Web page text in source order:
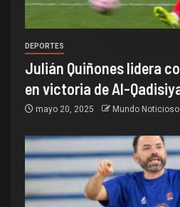
DEPORTES
Julián Quiñones lidera
en victoria de Al-
mayo 20, 2025 Mundo Noticioso